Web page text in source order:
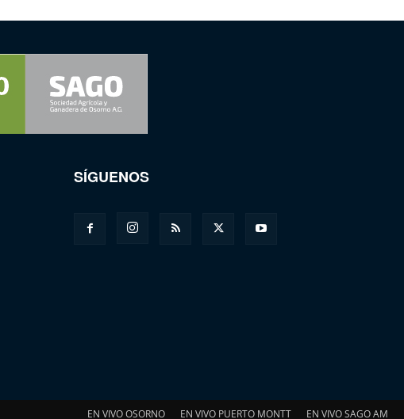
SÍGUENOS
EN VIVO OSORNO EN VIVO PUERTO MONTT EN VIVO SAGO AM